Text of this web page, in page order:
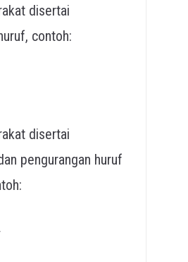
disertai
contoh:
disertai
pengurangan huruf